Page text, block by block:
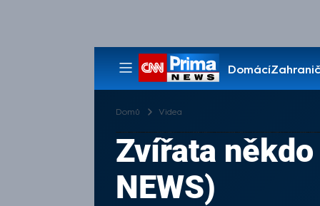
Domácí
Pořady
Domů Videa
Zvířata
NEWS)